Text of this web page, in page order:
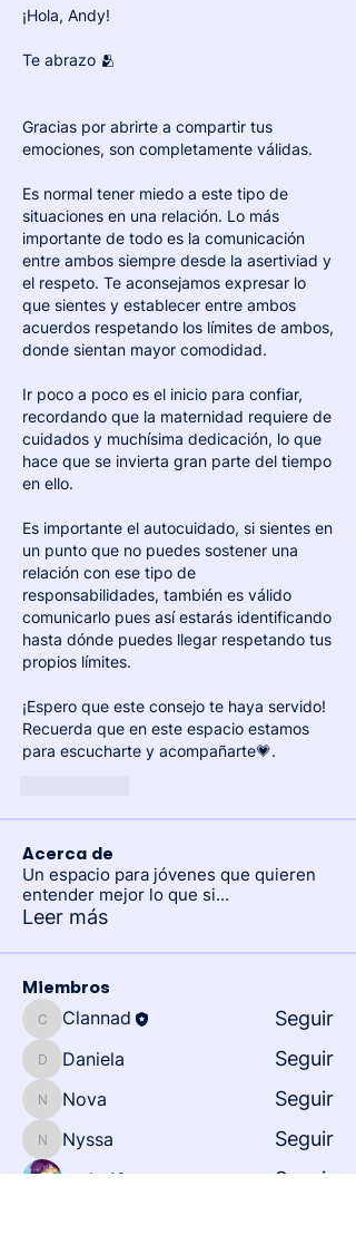
¡Hola, Andy!
Te abrazo 🫂
Gracias por abrirte a compartir tus
emociones, son completamente válidas.
Es normal tener miedo a este tipo de
situaciones en una relación. Lo más
importante de todo es la comunicación
entre ambos siempre desde la asertiviad y
el respeto. Te aconsejamos expresar lo
que sientes y establecer entre ambos
acuerdos respetando los límites de ambos,
donde sientan mayor comodidad.
Ir poco a poco es el inicio para confiar,
recordando que la maternidad requiere de
cuidados y muchísima dedicación, lo que
hace que se invierta gran parte del tiempo
en ello.
Es importante el autocuidado, si sientes en
un punto que no puedes sostener una
relación con ese tipo de
responsabilidades, también es válido
comunicarlo pues así estarás identificando
hasta dónde puedes llegar respetando tus
propios límites.
¡Espero que este consejo te haya servido!
Recuerda que en este espacio estamos
para escucharte y acompañarte💗.
Acerca de
Un espacio para jóvenes que quieren
entender mejor lo que si...
Leer más
Miembros
ClannadClannad Seguir
DanielaDaniela Seguir
NovaNova Seguir
NyssaNyssa Seguir
andy_12
Seguir